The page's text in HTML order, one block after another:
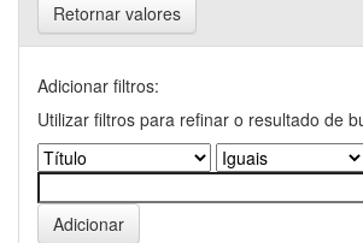
Retornar valores
Adicionar filtros:
Utilizar filtros para refinar o resultado de